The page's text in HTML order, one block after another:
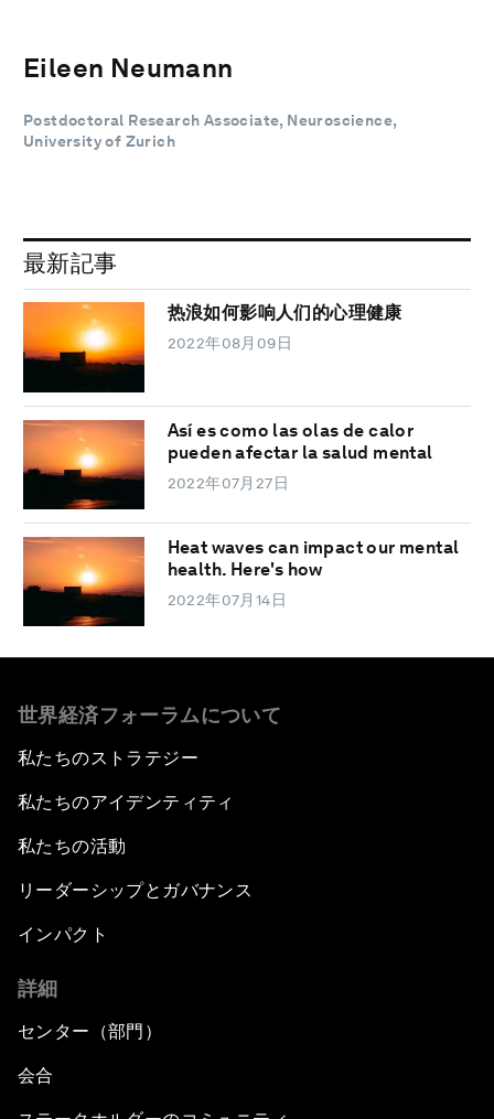
Eileen Neumann
Postdoctoral Research Associate, Neuroscience,
University of Zurich
最新記事
热浪如何影响人们的心理健康
2022年08月09日
Así es como las olas de calor
pueden afectar la salud mental
2022年07月27日
Heat waves can impact our mental
health. Here's how
2022年07月14日
世界経済フォーラムについて
私たちのストラテジー
私たちのアイデンティティ
私たちの活動
リーダーシップとガバナンス
インパクト
詳細
センター（部門）
会合